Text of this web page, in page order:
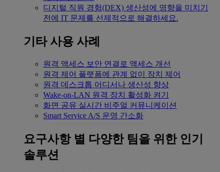
디지털 직원 경험(DEX) 생산성에 영향을 미치기
전에 IT 문제를 선제적으로 해결하세요.
기타 사용 사례
원격 액세스 보안 연결로 액세스 개선
원격 제어 플랫폼에 관계 없이 장치 제어
원격 데스크톱 어디서나 생산성 향상
Wake-on-LAN 원격 장치 활성화 켜기
화면 공유 실시간 비주얼 커뮤니케이션
Smart Service A/S 운영 간소화
요구사항 별 다양한 팀을 위한 인기
솔루션